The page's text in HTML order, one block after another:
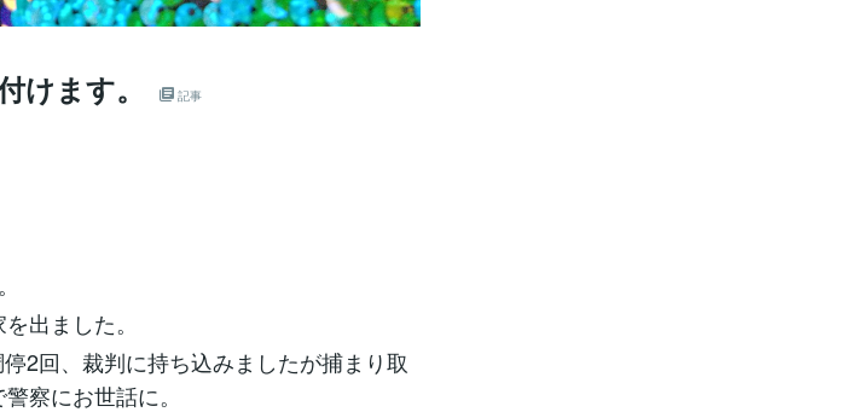
ます。 記事
出ました。
2回、裁判に持ち込みましたが捕まり取
察にお世話に。